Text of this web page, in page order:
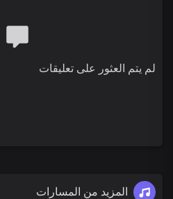
لم يتم العثور على تعليقات
المزيد من المسارات